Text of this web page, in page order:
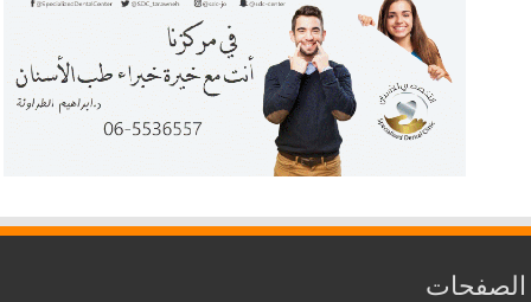
الصفحات